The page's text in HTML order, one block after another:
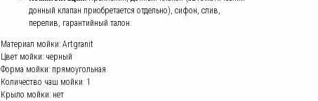
донный клапан приобретается отдельно), сифон, слив,
перелив, гарантийный талон.
Материал мойки: Artgranit
Цвет мойки: черный
Форма мойки: прямоугольная
Количество чаш мойки: 1
Крыло мойки: нет